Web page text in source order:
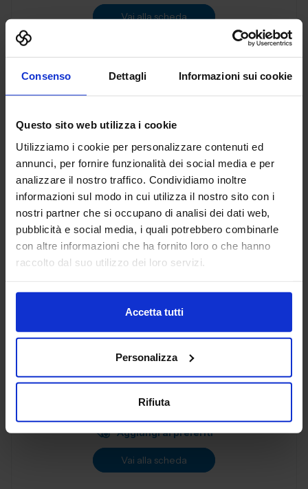
Consenso Dettagli Informazioni sui cookie
Questo sito web utilizza i cookie
Utilizziamo i cookie per personalizzare contenuti ed
annunci, per fornire funzionalità dei social media e per
analizzare il nostro traffico. Condividiamo inoltre
informazioni sul modo in cui utilizza il nostro sito con i
nostri partner che si occupano di analisi dei dati web,
pubblicità e social media, i quali potrebbero combinarle
con altre informazioni che ha fornito loro o che hanno
raccolto dal suo utilizzo dei loro servizi.
Accetta tutti
Personalizza
Rifiuta
Vai alla scheda
3D PRINT ITALIA SRL
Padiglione:
Aggiungi ai preferiti
Vai alla scheda
service professionale di stampa 3D a professionisti ed
aziende. Copriamo le principali tecnologie di
Padiglione: Pad. 36
Aggiungi ai preferiti
Vai alla scheda